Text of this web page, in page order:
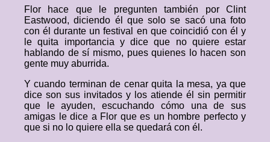
Flor hace que le pregunten también por Clint
Eastwood, diciendo él que solo se sacó una foto
con él durante un festival en que coincidió con él y
le quita importancia y dice que no quiere estar
hablando de sí mismo, pues quienes lo hacen son
gente muy aburrida.
Y cuando terminan de cenar quita la mesa, ya que
dice son sus invitados y los atiende él sin permitir
que le ayuden, escuchando cómo una de sus
amigas le dice a Flor que es un hombre perfecto y
que si no lo quiere ella se quedará con él.